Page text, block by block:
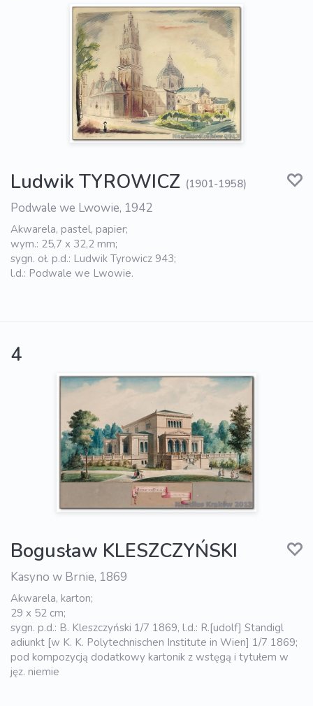
Ludwik TYROWICZ (1901-1958)
Podwale we Lwowie, 1942
Akwarela, pastel, papier;
wym.: 25,7 x 32,2 mm;
sygn. oł. p.d.: Ludwik Tyrowicz 943;
l.d.: Podwale we Lwowie.
4
Bogusław KLESZCZYŃSKI
Kasyno w Brnie, 1869
Akwarela, karton;
29 x 52 cm;
sygn. p.d.: B. Kleszczyński 1/7 1869, l.d.: R.[udolf] Standigl
adiunkt [w K. K. Polytechnischen Institute in Wien] 1/7 1869;
pod kompozycją dodatkowy kartonik z wstęgą i tytułem w
jęz. niemie